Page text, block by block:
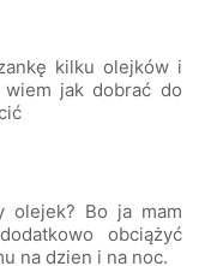
kilku olejków i
jak dobrać do
olejek? Bo ja mam
obciążyć
na dzien i na noc.